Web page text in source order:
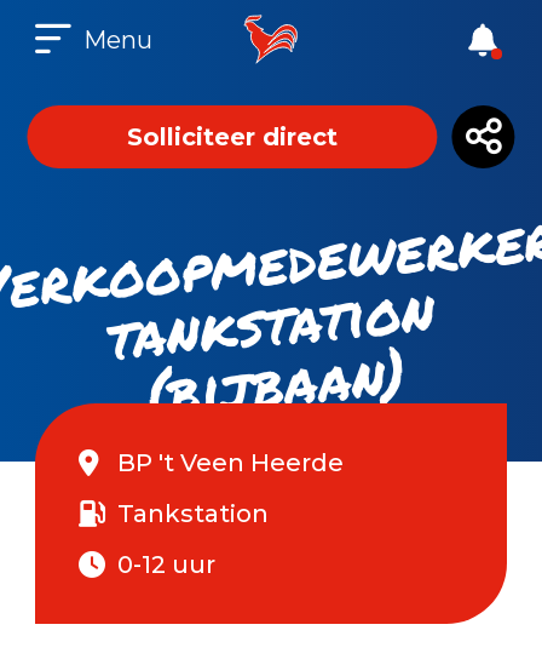
Menu
Solliciteer direct
n
n)
BP 't Veen Heerde
Tankstation
0-12 uur